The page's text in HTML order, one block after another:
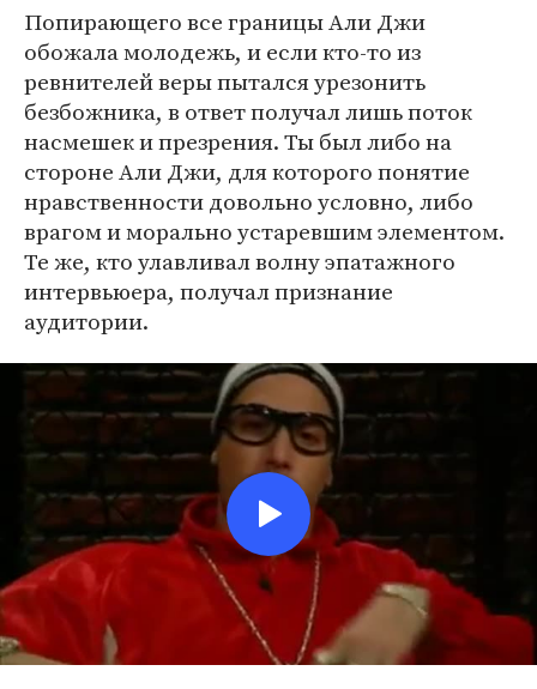
Попирающего все границы Али Джи
обожала молодежь, и если кто-то из
ревнителей веры пытался урезонить
безбожника, в ответ получал лишь поток
насмешек и презрения. Ты был либо на
стороне Али Джи, для которого понятие
нравственности довольно условно, либо
врагом и морально устаревшим элементом.
Те же, кто улавливал волну эпатажного
интервьюера, получал признание
аудитории.